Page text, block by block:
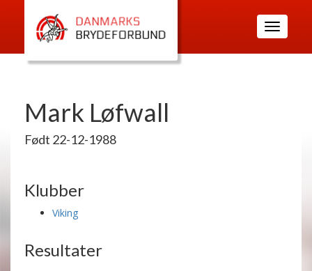
Toggle
navigation
Mark Løfwall
Født 22-12-1988
Klubber
Viking
Resultater